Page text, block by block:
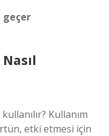
geçer
Kullanım
etki etmesi için